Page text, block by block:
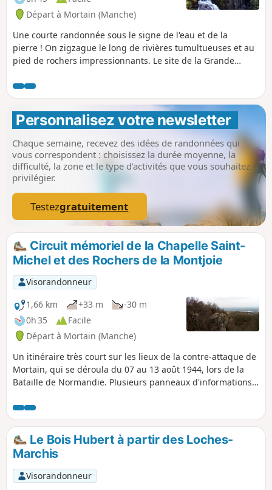
Départ à Mortain (Manche)
Une courte randonnée sous le signe de l'eau et de la
pierre ! On zigzague le long de rivières tumultueuses et au
pied de rochers impressionnants. Le site de la Grande
franchement dépaysant.
Personnalisez votre newsletter
Chaque semaine, recevez des idées de randonnées qui
vous correspondent : choisissez la durée moyenne, la
difficulté, la zone et le type d’activités que vous souhaitez
privilégier.
Testezgratuitement
Circuit mémoriel de la Chapelle Saint-
Michel et des Rochers de la Montjoie
Visorandonneur
1,66 km
+33 m
-30 m
0h 35
Facile
Départ à Mortain (Manche)
Un itinéraire très court sur les lieux de la contre-attaque de
Mortain, qui se déroula du 07 au 13 août 1944, lors de la
Bataille de Normandie. Plusieurs panneaux d'informations
au rendez-vous.
Le Bois Hubert à partir des Loches-
Marchis
Visorandonneur